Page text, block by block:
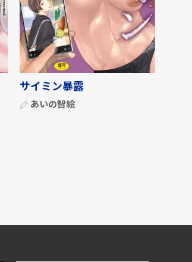
サイミン暴露
あいの智絵